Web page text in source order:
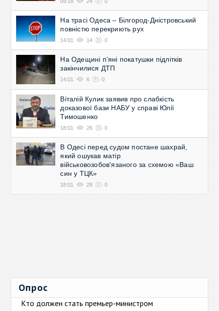
На трасі Одеса – Білгород-Дністровський
повністю перекриють рух
14:01 14 0
На Одещині п'яні покатушки підлітків
закінчилися ДТП
14:01 6 0
Віталій Кулик заявив про слабкість
доказової бази НАБУ у справі Юлії
Тимошенко
18:01 26 0
В Одесі перед судом постане шахрай,
який ошукав матір
військовозобов'язаного за схемою «Ваш
син у ТЦК»
18:01 29 0
Опрос
Кто должен стать премьер-министром